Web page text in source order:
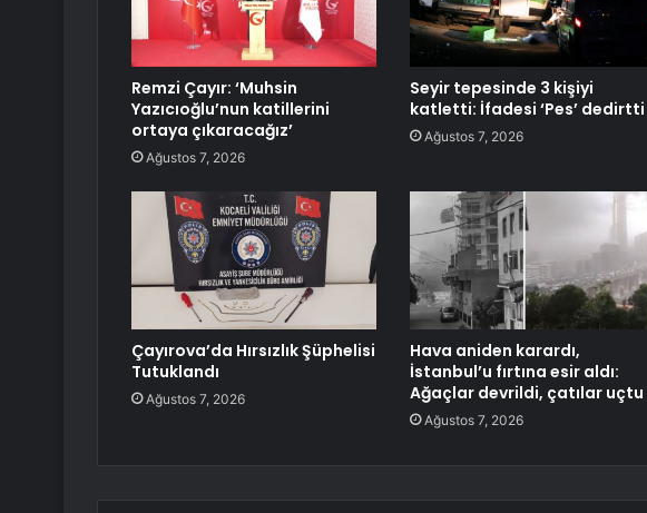
Remzi Çayır: ‘Muhsin
Yazıcıoğlu’nun katillerini
ortaya çıkaracağız’
Ağustos 7, 2026
Seyir tepesinde 3 kişiyi
katletti: İfadesi ‘Pes’ dedirtti
Ağustos 7, 2026
Çayırova’da Hırsızlık Şüphelisi
Tutuklandı
Ağustos 7, 2026
Hava aniden karardı,
İstanbul’u fırtına esir aldı:
Ağaçlar devrildi, çatılar uçtu
Ağustos 7, 2026